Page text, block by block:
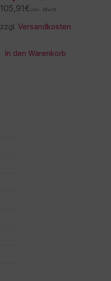
105,91€ inkl. MwSt.
zzgl.Versandkosten
In den Warenkorb